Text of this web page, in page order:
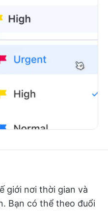
giới nơi thời gian và
Bạn có thể theo đuổi